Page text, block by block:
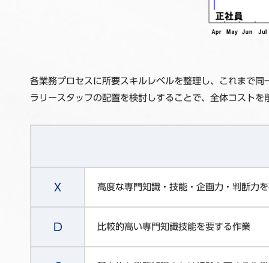
各業務プロセスに所要スキルレベルを整理し、これまで
ラリースタッフの配置を検討しすることで、全体コスト
X 高度な専門知識・技能・企画力・判断力
D 比較的高い専門知識技能を要する作業